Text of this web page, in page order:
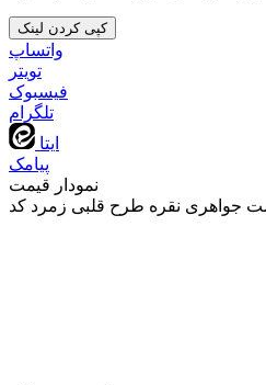
کپی کردن لینک
واتساپ
تويتر
فیسبوک
تلگرام
ایتا
پیامک
نمودار قیمت